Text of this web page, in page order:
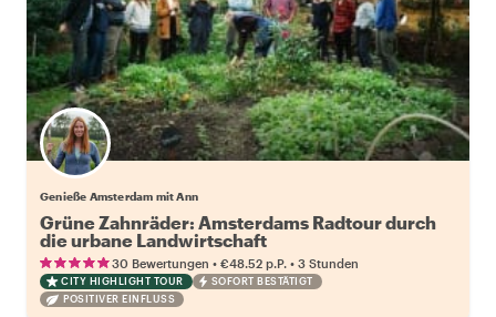
Genieße Amsterdam mit Ann
Grüne Zahnräder: Amsterdams Radtour durch
die urbane Landwirtschaft
30 Bewertungen • €48.52 p.P. • 3 Stunden
CITY HIGHLIGHT TOUR
SOFORT BESTÄTIGT
POSITIVER EINFLUSS